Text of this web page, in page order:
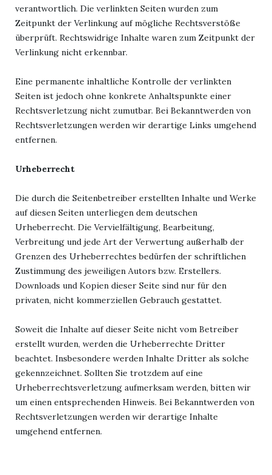
verantwortlich. Die verlinkten Seiten wurden zum
Zeitpunkt der Verlinkung auf mögliche Rechtsverstöße
überprüft. Rechtswidrige Inhalte waren zum Zeitpunkt der
Verlinkung nicht erkennbar.
Eine permanente inhaltliche Kontrolle der verlinkten
Seiten ist jedoch ohne konkrete Anhaltspunkte einer
Rechtsverletzung nicht zumutbar. Bei Bekanntwerden von
Rechtsverletzungen werden wir derartige Links umgehend
entfernen.
Urheberrecht
Die durch die Seitenbetreiber erstellten Inhalte und Werke
auf diesen Seiten unterliegen dem deutschen
Urheberrecht. Die Vervielfältigung, Bearbeitung,
Verbreitung und jede Art der Verwertung außerhalb der
Grenzen des Urheberrechtes bedürfen der schriftlichen
Zustimmung des jeweiligen Autors bzw. Erstellers.
Downloads und Kopien dieser Seite sind nur für den
privaten, nicht kommerziellen Gebrauch gestattet.
Soweit die Inhalte auf dieser Seite nicht vom Betreiber
erstellt wurden, werden die Urheberrechte Dritter
beachtet. Insbesondere werden Inhalte Dritter als solche
gekennzeichnet. Sollten Sie trotzdem auf eine
Urheberrechtsverletzung aufmerksam werden, bitten wir
um einen entsprechenden Hinweis. Bei Bekanntwerden von
Rechtsverletzungen werden wir derartige Inhalte
umgehend entfernen.